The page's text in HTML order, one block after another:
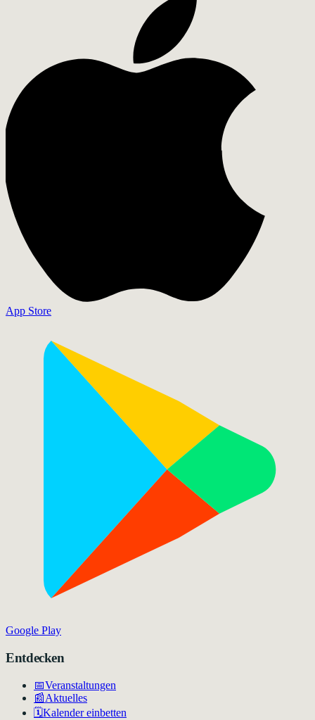
App Store
Google Play
Entdecken
📅Veranstaltungen
📰Aktuelles
🗓️Kalender einbetten